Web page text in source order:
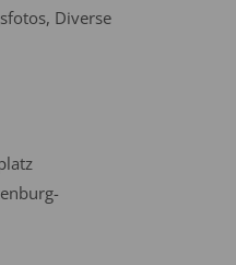
Diverse